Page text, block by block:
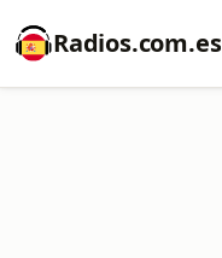
Radios.com.es